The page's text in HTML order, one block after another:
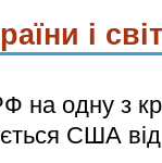
і
на одну з
США від